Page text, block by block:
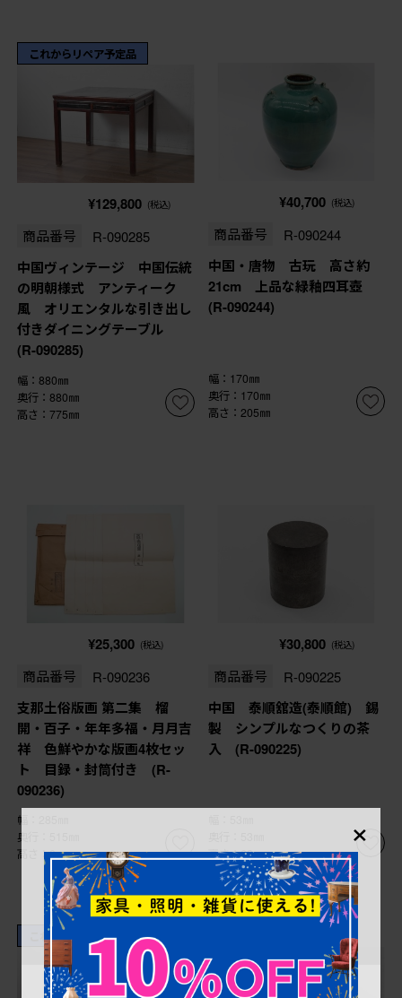
これからリペア予定品
¥129,800 (税込)
商品番号 R-090285
中国ヴィンテージ 中国伝統
の明朝様式 アンティーク
風 オリエンタルな引き出し
付きダイニングテーブル
(R-090285)
幅：880㎜
奥行：880㎜
高さ：775㎜
¥40,700 (税込)
商品番号 R-090244
中国・唐物 古玩 高さ約
21cm 上品な緑釉四耳壺
(R-090244)
幅：170㎜
奥行：170㎜
高さ：205㎜
¥25,300 (税込)
商品番号 R-090236
支那土俗版画 第二集 榴
開・百子・年年多福・月月吉
祥 色鮮やかな版画4枚セッ
ト 目録・封筒付き (R-
090236)
幅：285㎜
奥行：515㎜
高さ：0㎜
¥30,800 (税込)
商品番号 R-090225
中国 泰順舘造(泰順館) 錫
製 シンプルなつくりの茶
入 (R-090225)
高さ：62㎜
これからリペア予定品
×